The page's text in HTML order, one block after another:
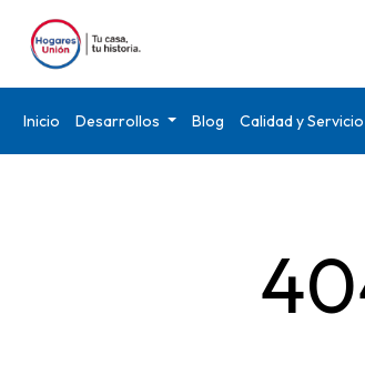
Inicio Desarrollos Blog Calidad y Servicio